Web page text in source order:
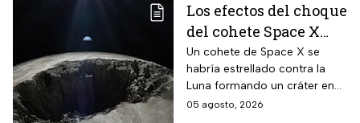
Los efectos del choque
del cohete Space X
contra la Luna
Un cohete de Space X se
habría estrellado contra la
Luna formando un cráter en
nuestro satélite natural, ¿qué
05 agosto, 2026